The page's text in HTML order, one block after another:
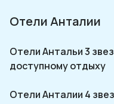
Отели Анталии
Отели Антальи 3
доступному отдыху
Отели Анталии 4